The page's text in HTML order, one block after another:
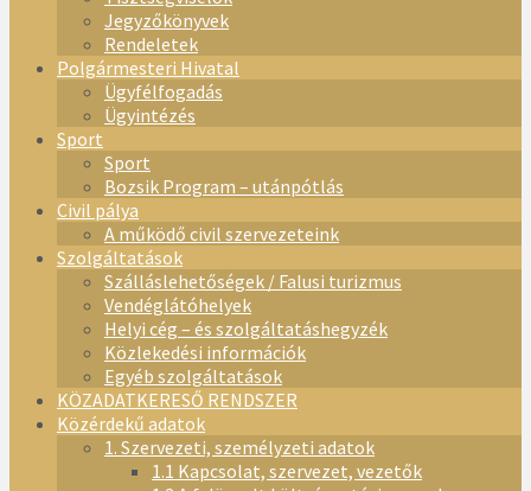
Jegyzőkönyvek
Rendeletek
Polgármesteri Hivatal
Ügyfélfogadás
Ügyintézés
Sport
Sport
Bozsik Program – utánpótlás
Civil pálya
A működő civil szervezeteink
Szolgáltatások
Szálláslehetőségek / Falusi turizmus
Vendéglátóhelyek
Helyi cég – és szolgáltatáshegyzék
Közlekedési információk
Egyéb szolgáltatások
KÖZADATKERESŐ RENDSZER
Közérdekű adatok
1. Szervezeti, személyzeti adatok
1.1 Kapcsolat, szervezet, vezetők